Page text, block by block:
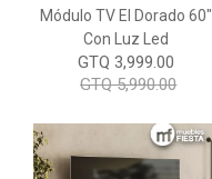
Módulo TV El Dorado 60"
Con Luz Led
GTQ 3,999.00
GTQ 5,990.00